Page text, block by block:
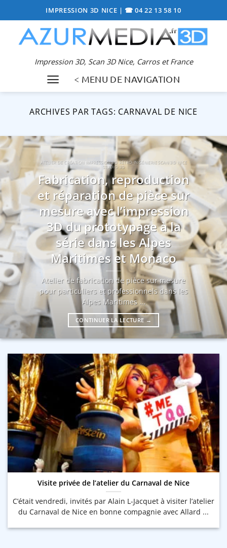
au
contenu
IMPRESSION 3D NICE | ☎ 04 22 13 58 10
Impression 3D, Scan 3D Nice, Carros et France
< MENU DE NAVIGATION
ARCHIVES PAR TAGS: CARNAVAL DE NICE
ATELIER DE CRÉATION IMPRESSION 3D RÉTRO-INGÉNIERIE SCAN 3D NICE
STUDIO 3D
Fabrication, reproduction
et réparation de pièce sur
mesure avec l’impression
3D du prototypage à la
série dans les Alpes
Maritimes et Monaco
Atelier de fabrication de pièce sur mesure
pour particuliers et professionnels dans les
Alpes Maritimes ...
CONTINUER LA LECTURE →
Visite privée de l’atelier du Carnaval de Nice
C’était vendredi, invités par Alain L-Jacquet à visiter l’atelier
du Carnaval de Nice en bonne compagnie avec Allard ...